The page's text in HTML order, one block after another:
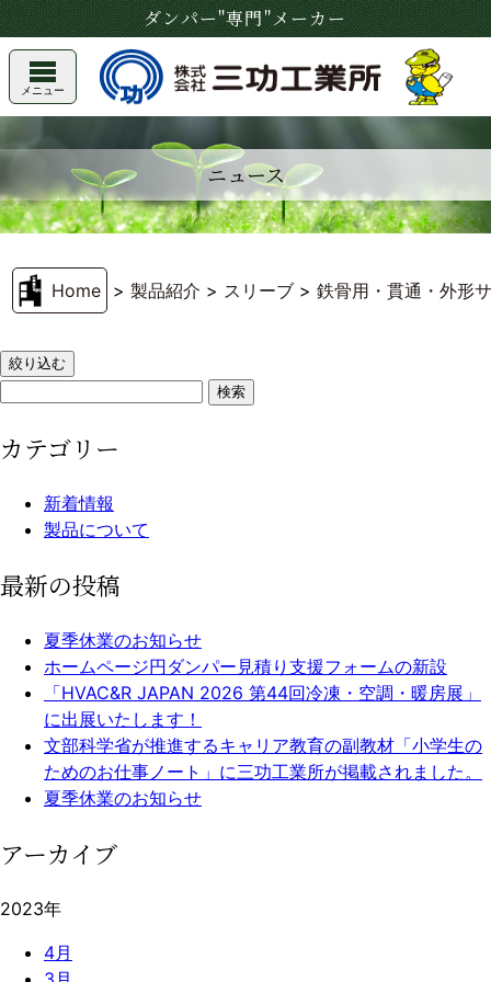
ダンパー"専門"メーカー
メニュー
ニュース
Home >製品紹介 > スリーブ >鉄骨用・貫通・外形
絞り込む
カテゴリー
新着情報
製品について
最新の投稿
夏季休業のお知らせ
ホームページ円ダンパー見積り支援フォームの新設
「HVAC&R JAPAN 2026 第44回冷凍・空調・暖房展」
に出展いたします！
文部科学省が推進するキャリア教育の副教材「小学生の
ためのお仕事ノート」に三功工業所が掲載されました。
夏季休業のお知らせ
アーカイブ
2023年
4月